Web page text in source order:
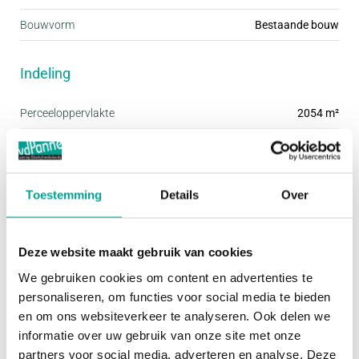
Toestemming Details Over
Deze website maakt gebruik van cookies
We gebruiken cookies om content en advertenties te
personaliseren, om functies voor social media te bieden
en om ons websiteverkeer te analyseren. Ook delen we
informatie over uw gebruik van onze site met onze
partners voor social media, adverteren en analyse. Deze
verdieping van het complex en zijn met de auto
bereikbaar via een hellingsbaan. De garageboxen
verlichting en een standaard
voorzien van een toilet, een wastafel met
faciliteiten maken de garageboxen geschikt voor
zowel kort als langer gebruik, bijvoorbeeld als
werkruimte of atelier. De sanitaire voorzieningen
worden centraal onderhouden via de Vereniging
van Eigenaren (VvE), wat bijdraagt aan een nette
en verzorgde uitstraling van het complex.
Bouwvorm Bestaande bouw
Indeling
Perceeloppervlakte 2054 m²
Overig
Huidig gebruik OverigOG
Kadastrale gegevens
Gemeente Waddinxveen
Sectie E